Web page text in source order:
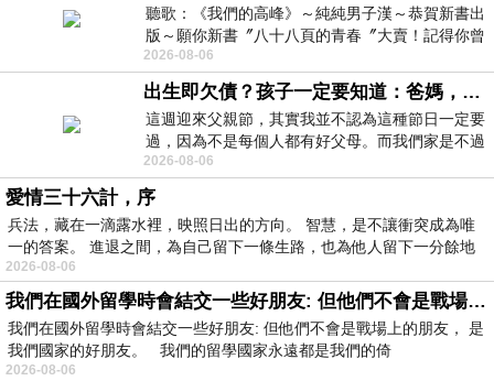
聽歌：《我們的高峰》～純純男子漢～恭賀新書出
版～願你新書〞八十八頁的青春〞大賣！記得你曾
經在我的版留言…「好讚的圖^^感覺大家
2026-08-06
出生即欠債？孩子一定要知道：爸媽，其實我不欠你們
這週迎來父親節，其實我並不認為這種節日一定要
過，因為不是每個人都有好父母。而我們家是不過
節的，平時也沒什麼儀式感，生活趨近冷
2026-08-06
愛情三十六計，序
兵法，藏在一滴露水裡，映照日出的方向。 智慧，是不讓衝突成為唯
一的答案。 進退之間，為自己留下一條生路，也為他人留下一分餘地
2026-08-06
我們在國外留學時會結交一些好朋友: 但他們不會是戰場上的朋友
我們在國外留學時會結交一些好朋友: 但他們不會是戰場上的朋友， 是
我們國家的好朋友。 我們的留學國家永遠都是我們的倚
2026-08-06